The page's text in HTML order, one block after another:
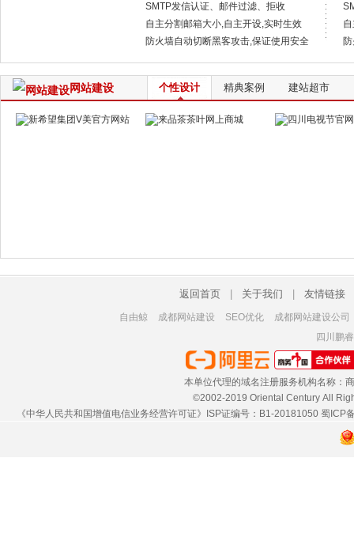
SMTP发信认证、邮件过滤、拒收
自主分割邮箱大小,自主开设,实时生效
防火墙自动切断黑客攻击,保证使用安全
网站建设 个性设计 精典案例 建站超市
作为国内茶叶主产区之
一的贵州，历来拥有良
四川电视节各项
举办，密切国内
机构相互间的关
返回首页 关于我们 友情链接
自由鲸 成都网站建设 SEO优化
成都网站建设公司
四川鹏
本单位代理的域名注册服务机构名称：
©2002-2019 Oriental Century All
《中华人民共和国增值电信业务经营许可证》ISP证编号：B1-20181050 蜀ICP